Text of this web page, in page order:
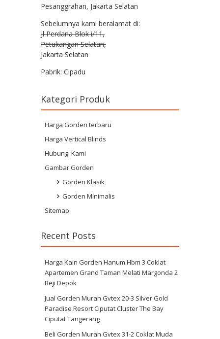
Pesanggrahan, Jakarta Selatan
Sebelumnya kami beralamat di:
Jl Perdana Blok i/11,
Petukangan Selatan,
Jakarta Selatan
Pabrik: Cipadu
Kategori Produk
Harga Gorden terbaru
Harga Vertical Blinds
Hubungi Kami
Gambar Gorden
Gorden Klasik
Gorden Minimalis
Sitemap
Recent Posts
Harga Kain Gorden Hanum Hbm 3 Coklat
Apartemen Grand Taman Melati Margonda 2
Beji Depok
Jual Gorden Murah Gvtex 20-3 Silver Gold
Paradise Resort Ciputat Cluster The Bay
Ciputat Tangerang
Beli Gorden Murah Gvtex 31-2 Coklat Muda